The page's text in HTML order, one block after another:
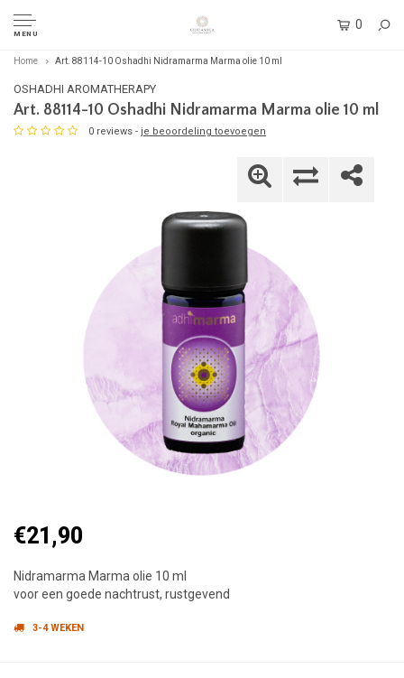
MENU
0
Home Art. 88114-10 Oshadhi Nidramarma Marma olie 10 ml
OSHADHI AROMATHERAPY
Art. 88114-10 Oshadhi Nidramarma Marma olie 10 ml
0 reviews - je beoordeling toevoegen
€21,90
Nidramarma Marma olie 10 ml
voor een goede nachtrust, rustgevend
3-4 WEKEN